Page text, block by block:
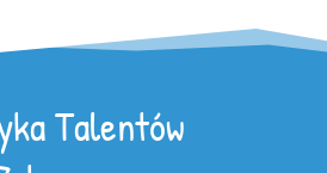
Talentów